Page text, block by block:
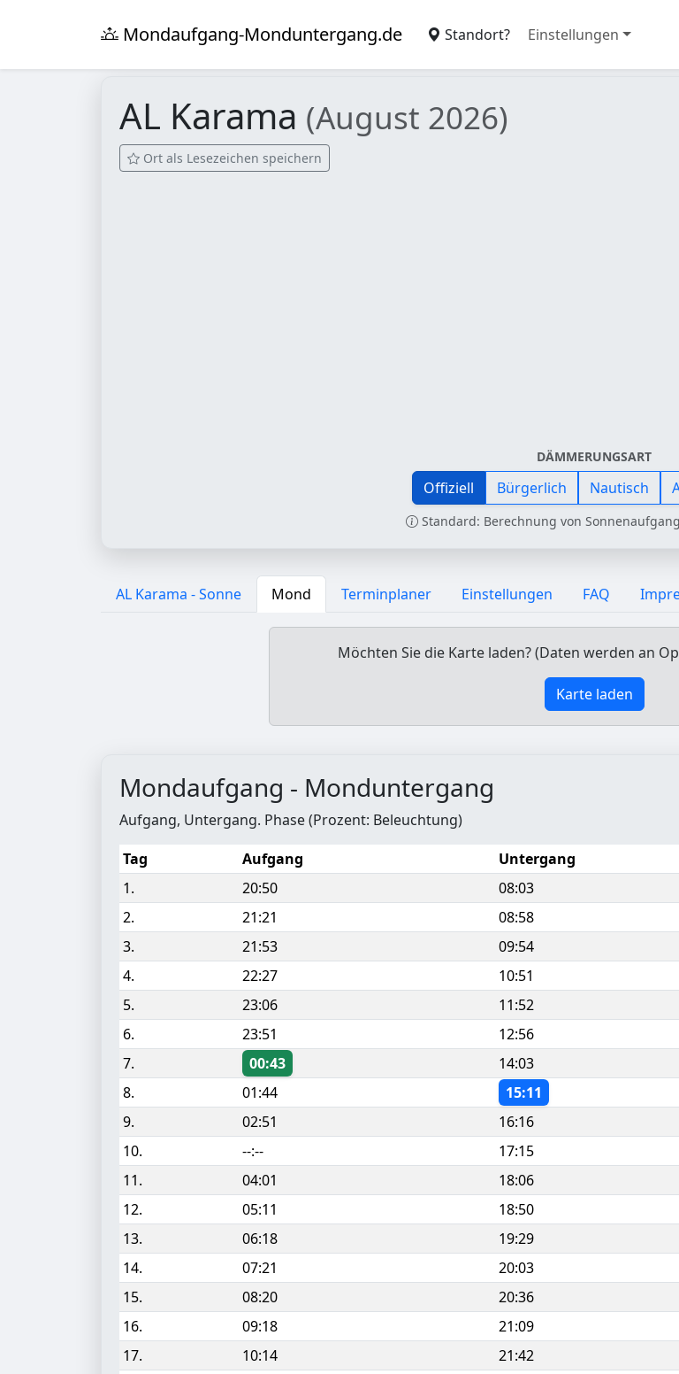
Mondaufgang-Monduntergang.de Standort? Einstellungen
AL Karama (August 2026)
Ort als Lesezeichen speichern
DÄMMERUNGSART
Offiziell Bürgerlich Nautisch
Standard: Berechnung von
AL Karama - Sonne Mond Terminplaner Einstellungen FAQ
Möchten Sie die Karte laden? (Daten werden an
Karte laden
Mondaufgang - Monduntergang
Aufgang, Untergang. Phase (Prozent: Beleuchtung)
Tag
Aufgang Untergang
1.
20:50 08:03
2.
21:21 08:58
3.
21:53 09:54
4.
22:27 10:51
5.
23:06 11:52
6.
23:51 12:56
7.
00:43 14:03
8.
01:44 15:11
9.
02:51 16:16
10.
--:-- 17:15
11.
04:01 18:06
12.
05:11 18:50
13.
06:18 19:29
14.
07:21 20:03
15.
08:20 20:36
16.
09:18 21:09
17.
10:14 21:42